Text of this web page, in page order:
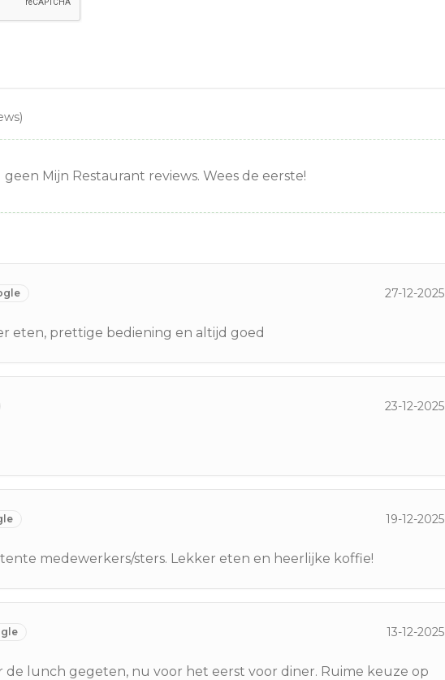
)
geen Mijn Restaurant reviews. Wees de eerste!
27-12-2025
eten, prettige bediening en altijd goed
23-12-2025
19-12-2025
medewerkers/sters. Lekker eten en heerlijke koffie!
13-12-2025
de lunch gegeten, nu voor het eerst voor diner. Ruime keuze op